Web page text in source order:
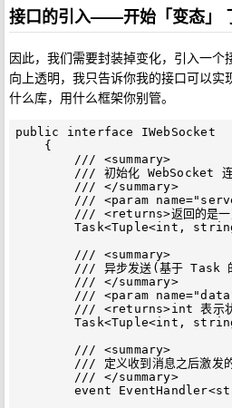
接口的引入——开始「变态」
因此，我们需要封装掉变化，引入一个
向上透明，我只告诉你我的接口可以实
什么库，用什么框架你别管。
public interface IWebSocket
    {
        /// <summary>
/// 初始化 WebSocket
        /// </summary>
/// <param
/// <returns>返回的是一
Task<Tuple<int,
        /// <summary>
/// 异步发送(基于 Task
        /// </summary>
/// <param
/// <returns>int 表示状
Task<Tuple<int,
        /// <summary>
/// 定义收到消息之后激发
        /// </summary>
event